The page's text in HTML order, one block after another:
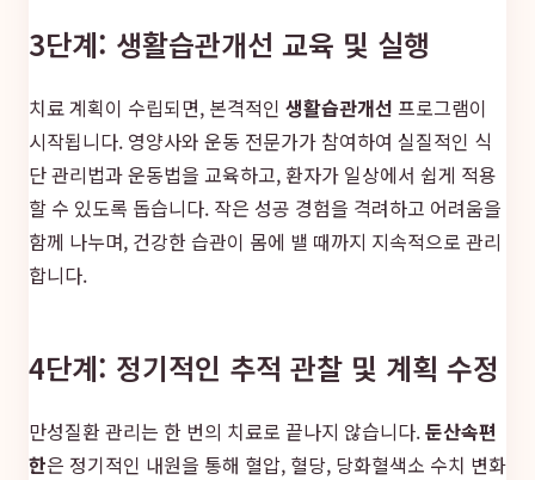
3단계: 생활습관개선 교육 및 실행
치료 계획이 수립되면, 본격적인 생활습관개선 프로그램이
시작됩니다. 영양사와 운동 전문가가 참여하여 실질적인 식
단 관리법과 운동법을 교육하고, 환자가 일상에서 쉽게 적용
할 수 있도록 돕습니다. 작은 성공 경험을 격려하고 어려움을
함께 나누며, 건강한 습관이 몸에 밸 때까지 지속적으로 관리
합니다.
4단계: 정기적인 추적 관찰 및 계획 수정
만성질환 관리는 한 번의 치료로 끝나지 않습니다.둔산속편
한은 정기적인 내원을 통해 혈압, 혈당, 당화혈색소 수치 변화